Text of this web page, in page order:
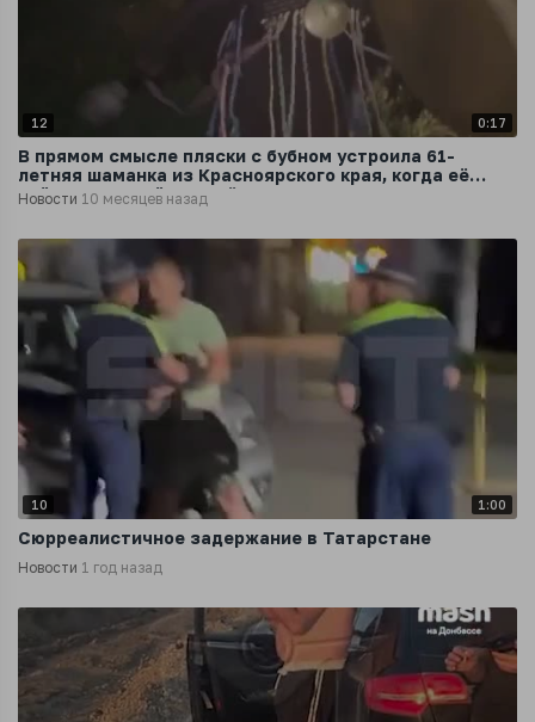
12 0:17
В прямом смысле пляски с бубном устроила 61-
летняя шаманка из Красноярского края, когда её
поймали пьяной за рулём
Новости 10 месяцев назад
10 1:00
Сюрреалистичное задержание в Татарстане
Новости 1 год назад